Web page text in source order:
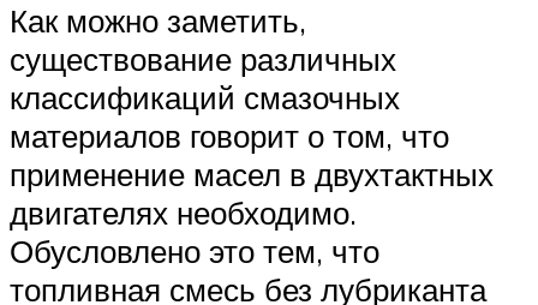
Как можно заметить,
существование различных
классификаций смазочных
материалов говорит о том, что
применение масел в двухтактных
двигателях необходимо.
Обусловлено это тем, что
топливная смесь без лубриканта